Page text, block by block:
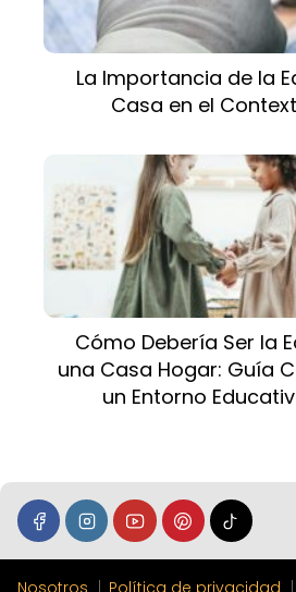
La Importancia de la
Casa en el
Cómo Debería Ser la
una Casa Hogar: Guía
un Entorno